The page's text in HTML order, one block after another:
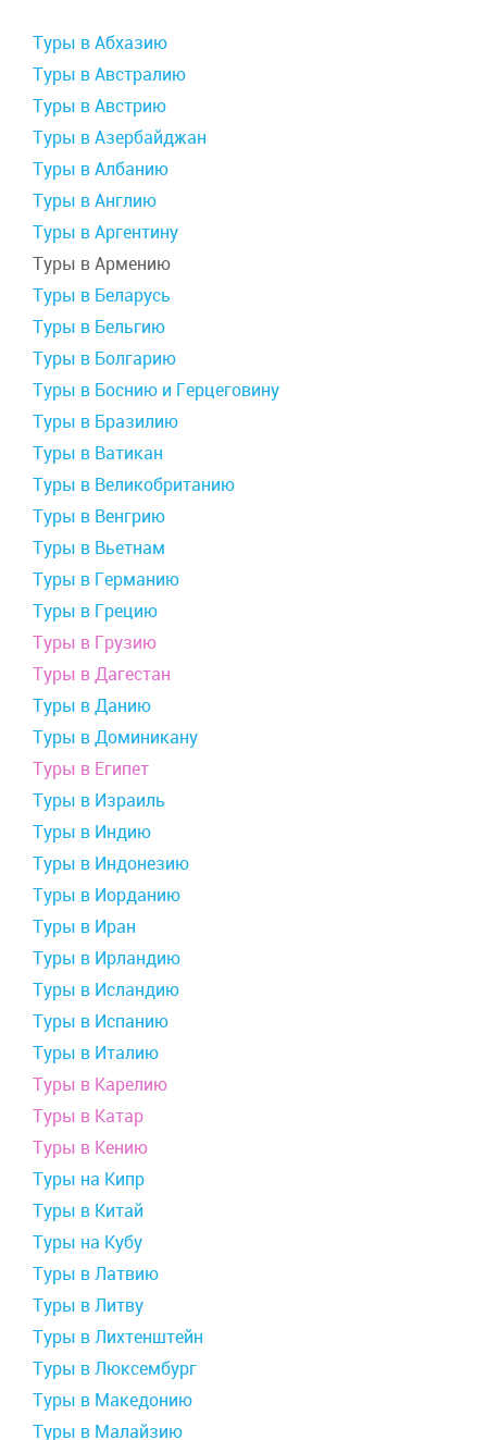
Туры в Абхазию
Туры в Австралию
Туры в Австрию
Туры в Азербайджан
Туры в Албанию
Туры в Англию
Туры в Аргентину
Туры в Армению
Туры в Беларусь
Туры в Бельгию
Туры в Болгарию
Туры в Боснию и Герцеговину
Туры в Бразилию
Туры в Ватикан
Туры в Великобританию
Туры в Венгрию
Туры в Вьетнам
Туры в Германию
Туры в Грецию
Туры в Грузию
Туры в Дагестан
Туры в Данию
Туры в Доминикану
Туры в Египет
Туры в Израиль
Туры в Индию
Туры в Индонезию
Туры в Иорданию
Туры в Иран
Туры в Ирландию
Туры в Исландию
Туры в Испанию
Туры в Италию
Туры в Карелию
Туры в Катар
Туры в Кению
Туры на Кипр
Туры в Китай
Туры на Кубу
Туры в Латвию
Туры в Литву
Туры в Лихтенштейн
Туры в Люксембург
Туры в Македонию
Туры в Малайзию